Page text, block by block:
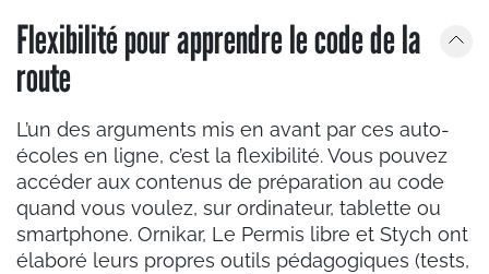
Flexibilité pour apprendre le code de la
route
L’un des arguments mis en avant par ces auto-
écoles en ligne, c’est la flexibilité. Vous pouvez
accéder aux contenus de préparation au code
quand vous voulez, sur ordinateur, tablette ou
smartphone. Ornikar, Le Permis libre et Stych ont
élaboré leurs propres outils pédagogiques (tests,